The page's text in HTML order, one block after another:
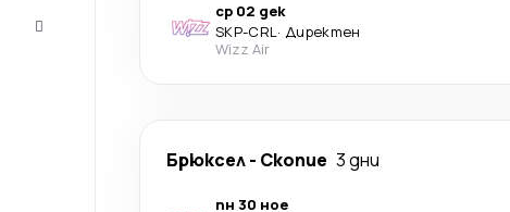
ср 02 дек
SKP-CRL· Директен
Wizz Air
Брюксел- Скопие 3 дни
пн 30 ное